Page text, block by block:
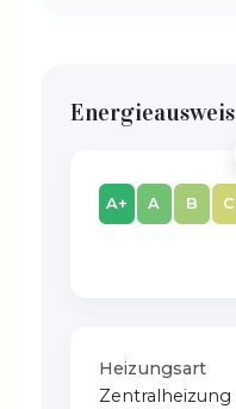
Energieausweis
A+ A B C
Heizungsart
Zentralheizung